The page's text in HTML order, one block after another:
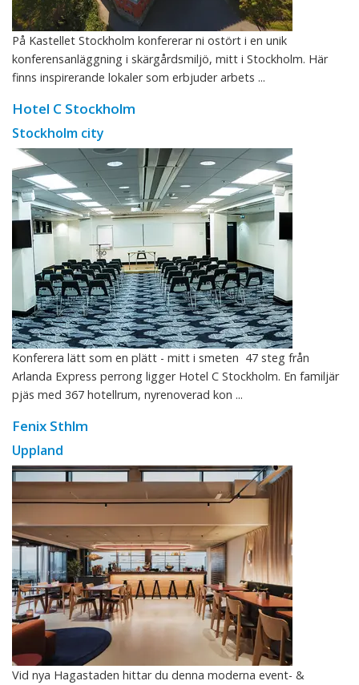
På Kastellet Stockholm konfererar ni ostört i en unik
konferensanläggning i skärgårdsmiljö, mitt i Stockholm. Här
finns inspirerande lokaler som erbjuder arbets ...
Hotel C Stockholm
Stockholm city
Konferera lätt som en plätt - mitt i smeten 47 steg från
Arlanda Express perrong ligger Hotel C Stockholm. En familjär
pjäs med 367 hotellrum, nyrenoverad kon ...
Fenix Sthlm
Uppland
Vid nya Hagastaden hittar du denna moderna event- &